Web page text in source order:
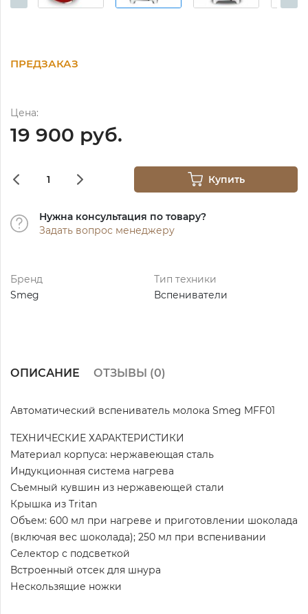
ПРЕДЗАКАЗ
Цена:
19 900 руб.
Купить
Нужна консультация по товару?
Задать вопрос менеджеру
Бренд
Smeg
Тип техники
Вспениватели
ОПИСАНИЕ ОТЗЫВЫ (0)
Автоматический вспениватель молока Smeg MFF01
ТЕХНИЧЕСКИЕ ХАРАКТЕРИСТИКИ
Материал корпуса: нержавеющая сталь
Индукционная система нагрева
Съемный кувшин из нержавеющей стали
Крышка из Tritan
Объем: 600 мл при нагреве и приготовлении шоколада
(включая вес шоколада); 250 мл при вспенивании
Селектор с подсветкой
Встроенный отсек для шнура
Нескользящие ножки